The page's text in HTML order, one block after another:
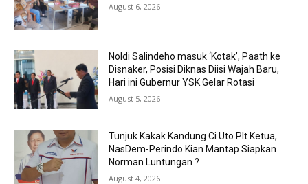
August 6, 2026
Noldi Salindeho masuk ‘Kotak’, Paath ke
Disnaker, Posisi Diknas Diisi Wajah Baru,
Hari ini Gubernur YSK Gelar Rotasi
August 5, 2026
Tunjuk Kakak Kandung Ci Uto Plt Ketua,
NasDem-Perindo Kian Mantap Siapkan
Norman Luntungan ?
August 4, 2026